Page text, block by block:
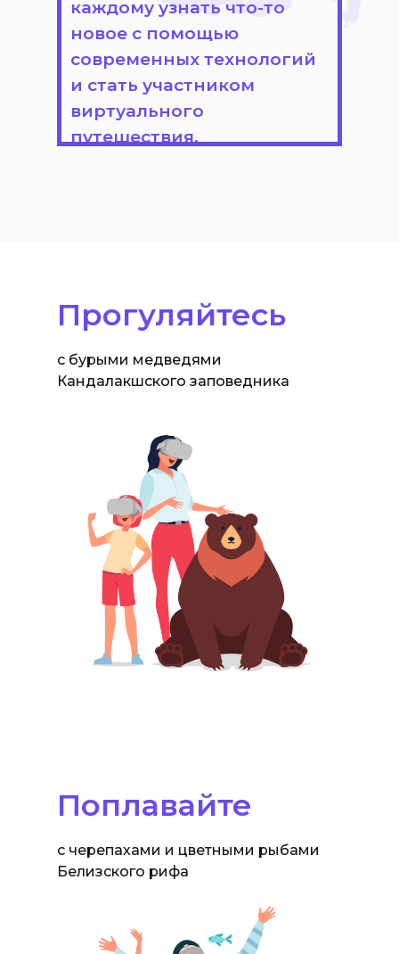
каждому узнать что-то
новое с помощью
современных технологий
и стать участником
виртуального
путешествия.
с бурыми медведями
Кандалакшского заповедника
Прогуляйтесь
с черепахами и цветными рыбами
Белизского рифа
Поплавайте